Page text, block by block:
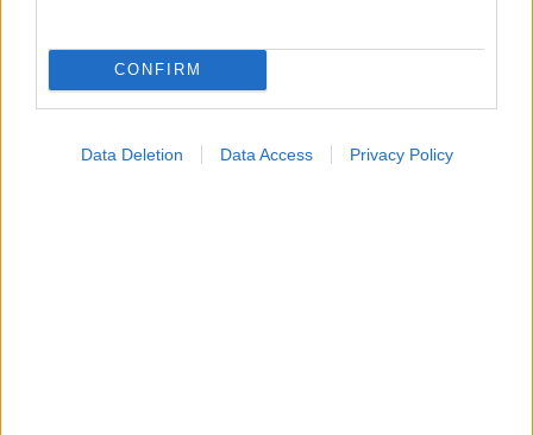
CONFIRM
Data Deletion Data Access Privacy Policy